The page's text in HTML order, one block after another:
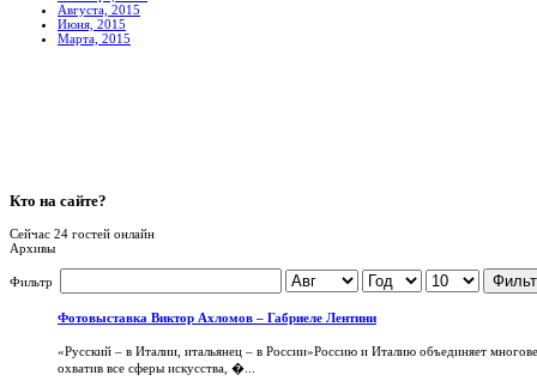
Августа, 2015
Июня, 2015
Марта, 2015
Кто на сайте?
Сейчас 24 гостей онлайн
Архивы
Фильтр
Фотовыставка Виктор Ахломов – Габриеле Лентини
«Русский – в Италии, итальянец – в России»Россию и Италию объединяет
охватив все сферы искусства, �...